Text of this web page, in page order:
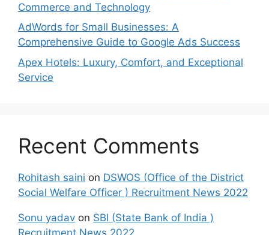
Commerce and Technology
AdWords for Small Businesses: A
Comprehensive Guide to Google Ads Success
Apex Hotels: Luxury, Comfort, and Exceptional
Service
Recent Comments
Rohitash saini on DSWOS (Office of the District
Social Welfare Officer ) Recruitment News 2022
Sonu yadav on SBI (State Bank of India )
Recruitment News 2022